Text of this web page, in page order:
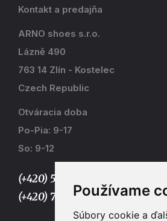
Používame
Súbory cookie a
Kontakt a predajňa
ARNO shoes s.r.o.
Lázně 490
763 14 Zlín - Kostelec
Czech Republic
Otváracia doba
Po-Pia: 9-17
So: 9-12
(+420) 577 915 036,
(+420) 773 667 390